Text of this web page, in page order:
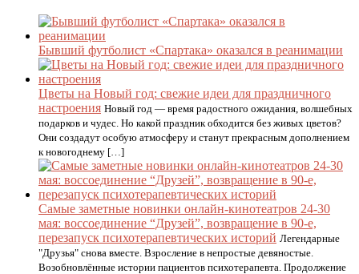
Бывший футболист «Спартака» оказался в реанимации
Цветы на Новый год: свежие идеи для праздничного
настроения Новый год — время радостного ожидания, волшебных
подарков и чудес. Но какой праздник обходится без живых цветов?
Они создадут особую атмосферу и станут прекрасным дополнением
к новогоднему […]
Самые заметные новинки онлайн-кинотеатров 24-30
мая: воссоединение “Друзей”, возвращение в 90-е,
перезапуск психотерапевтических историй Легендарные
"Друзья" снова вместе. Взросление в непростые девяностые.
Возобновлённые истории пациентов психотерапевта. Продолжение